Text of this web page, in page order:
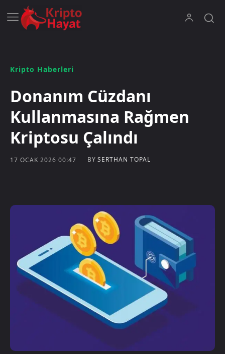
Kripto Haberleri
Donanım Cüzdanı
Kullanmasına Rağmen
Kriptosu Çalındı
17 OCAK 2026 00:47 BY SERTHAN TOPAL